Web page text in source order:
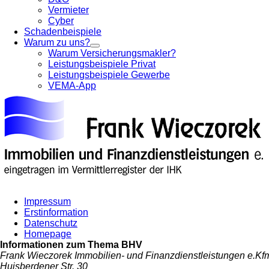
Vermieter
Cyber
Schadenbeispiele
Warum zu uns?
Warum Versicherungsmakler?
Leistungsbeispiele Privat
Leistungsbeispiele Gewerbe
VEMA-App
Impressum
Erstinformation
Datenschutz
Homepage
Informationen zum Thema BHV
Frank Wieczorek Immobilien- und Finanzdienstleistungen
Huisberdener Str. 30